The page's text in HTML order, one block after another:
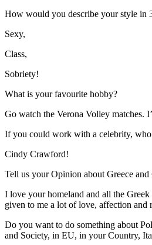
How would you describe your style in
Sexy,
Class,
Sobriety!
What is your favourite hobby?
Go watch the Verona Volley matches.
If you could work with a celebrity,
Cindy Crawford!
Tell us your Opinion about Greece and
I love your homeland and all the
given to me a lot of love, affection and
Do you want to do something about
and Society, in EU, in your Country,